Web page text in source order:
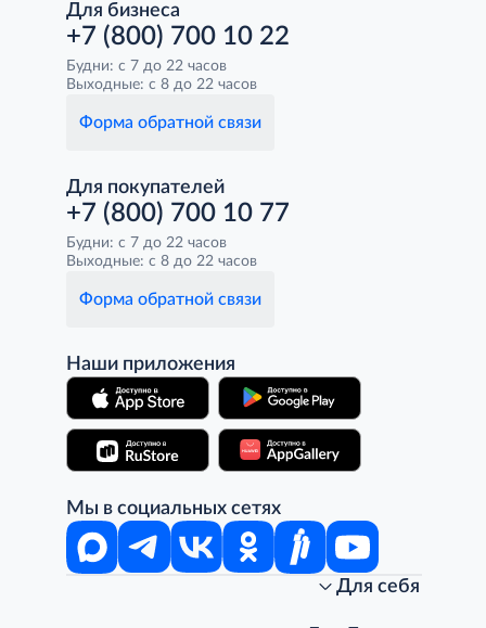
Для бизнеса
+7 (800) 700 10 22
Будни: с 7 до 22 часов
Выходные: с 8 до 22 часов
Форма обратной связи
Для покупателей
+7 (800) 700 10 77
Будни: с 7 до 22 часов
Выходные: с 8 до 22 часов
Форма обратной связи
Наши приложения
Мы в социальных сетях
Для себя